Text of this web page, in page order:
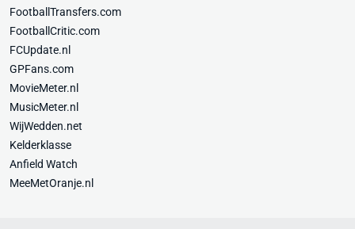
FootballTransfers.com
FootballCritic.com
FCUpdate.nl
GPFans.com
MovieMeter.nl
MusicMeter.nl
WijWedden.net
Kelderklasse
Anfield Watch
MeeMetOranje.nl